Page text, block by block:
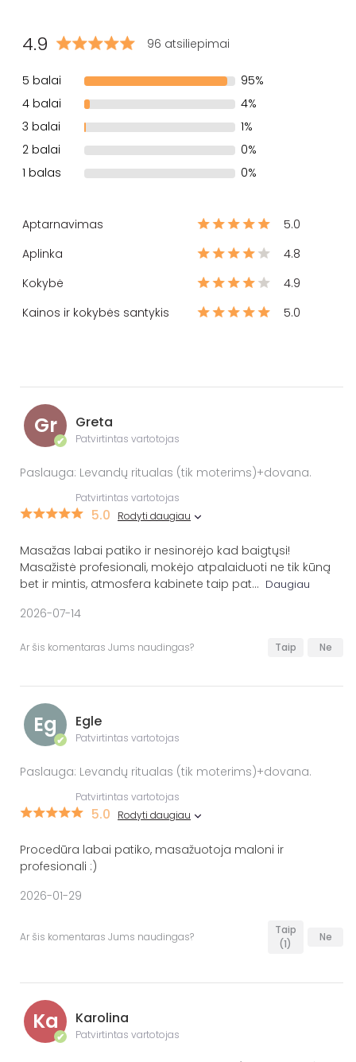
4.9 96 atsiliepimai
5 balai
95%
4 balai
4%
3 balai
1%
2 balai
0%
1 balas
0%
Aptarnavimas
5.0
Aplinka
4.8
Kokybė
4.9
Kainos ir kokybės santykis
5.0
Gr
✔
Greta
Patvirtintas vartotojas
Paslauga: Levandų ritualas (tik moterims)+dovana.
Patvirtintas vartotojas
5.0 Rodyti daugiau
Masažas labai patiko ir nesinorėjo kad baigtųsi!
Masažistė profesionali, mokėjo atpalaiduoti ne tik kūną
bet ir mintis, atmosfera kabinete taip pat... Daugiau
2026-07-14
Ar šis komentaras Jums naudingas? Taip Ne
Eg
✔
Egle
Patvirtintas vartotojas
Paslauga: Levandų ritualas (tik moterims)+dovana.
Patvirtintas vartotojas
5.0 Rodyti daugiau
Procedūra labai patiko, masažuotoja maloni ir
profesionali :)
2026-01-29
Ar šis komentaras Jums naudingas?
Taip
(1)
Ne
Ka
✔
Karolina
Patvirtintas vartotojas